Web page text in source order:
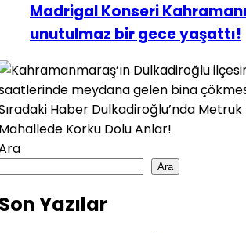
Madrigal Konseri
unutulmaz bir gece yaşattı!
Haber Dulkadiroğlu’nda Metruk
Korku Dolu Anlar!
Ara
Yazılar